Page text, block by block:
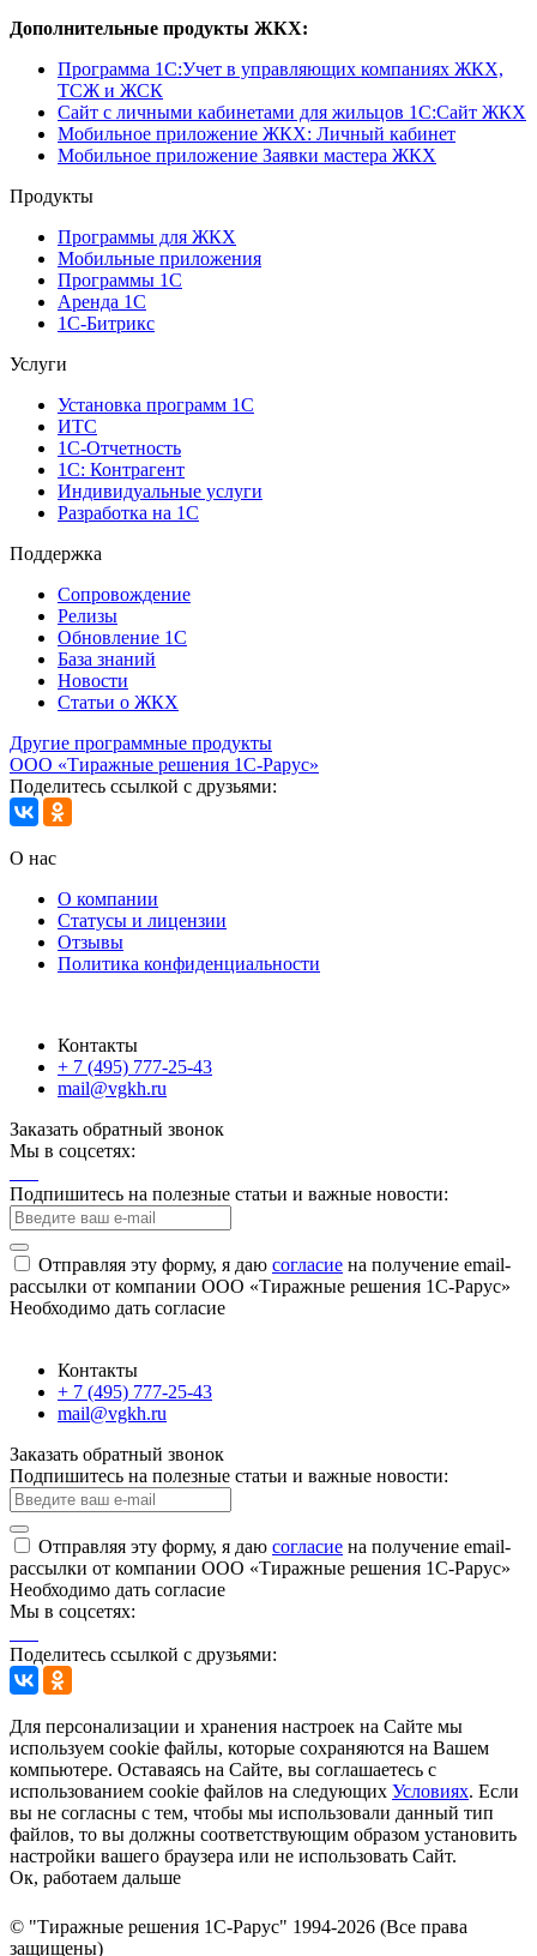
Дополнительные продукты ЖКХ:
Программа 1C:Учет в управляющих компаниях ЖКХ,
ТСЖ и ЖСК
Сайт с личными кабинетами для жильцов 1С:Сайт ЖКХ
Мобильное приложение ЖКХ: Личный кабинет
Мобильное приложение Заявки мастера ЖКХ
Продукты
Программы для ЖКХ
Мобильные приложения
Программы 1С
Аренда 1С
1С-Битрикс
Услуги
Установка программ 1С
ИТС
1С-Отчетность
1С: Контрагент
Индивидуальные услуги
Разработка на 1С
Поддержка
Сопровождение
Релизы
Обновление 1С
База знаний
Новости
Статьи о ЖКХ
Другие программные продукты
ООО «Тиражные решения 1С-Рарус»
Поделитесь ссылкой с друзьями:
О нас
О компании
Статусы и лицензии
Отзывы
Политика конфиденциальности
Контакты
+ 7 (495) 777-25-43
mail@vgkh.ru
Заказать обратный звонок
Мы в соцсетях:
Подпишитесь на полезные статьи и важные новости:
Отправляя эту форму, я даю согласие на получение email-
рассылки от компании ООО «Тиражные решения 1С-Рарус»
Необходимо дать согласие
Контакты
+ 7 (495) 777-25-43
mail@vgkh.ru
Заказать обратный звонок
Подпишитесь на полезные статьи и важные новости:
Отправляя эту форму, я даю согласие на получение email-
рассылки от компании ООО «Тиражные решения 1С-Рарус»
Необходимо дать согласие
Мы в соцсетях:
Поделитесь ссылкой с друзьями:
Для персонализации и хранения настроек на Сайте мы
используем cookie файлы, которые сохраняются на Вашем
компьютере. Оставаясь на Сайте, вы соглашаетесь с
использованием cookie файлов на следующих Условиях. Если
вы не согласны с тем, чтобы мы использовали данный тип
файлов, то вы должны соответствующим образом установить
настройки вашего браузера или не использовать Сайт.
Ок, работаем дальше
© "Тиражные решения 1С-Рарус" 1994-2026 (Все права
защищены)